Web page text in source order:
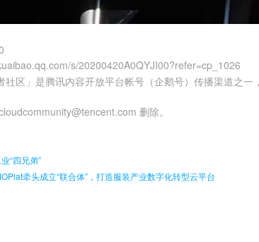
s/20200420A0QYJI00?refer=cp_1026
社区」是腾讯内容开放平台帐号（企鹅号）传播渠道之一
删除。
“四兄弟”
牵头成立“联合体”，打造服装产业数字化转型云平台